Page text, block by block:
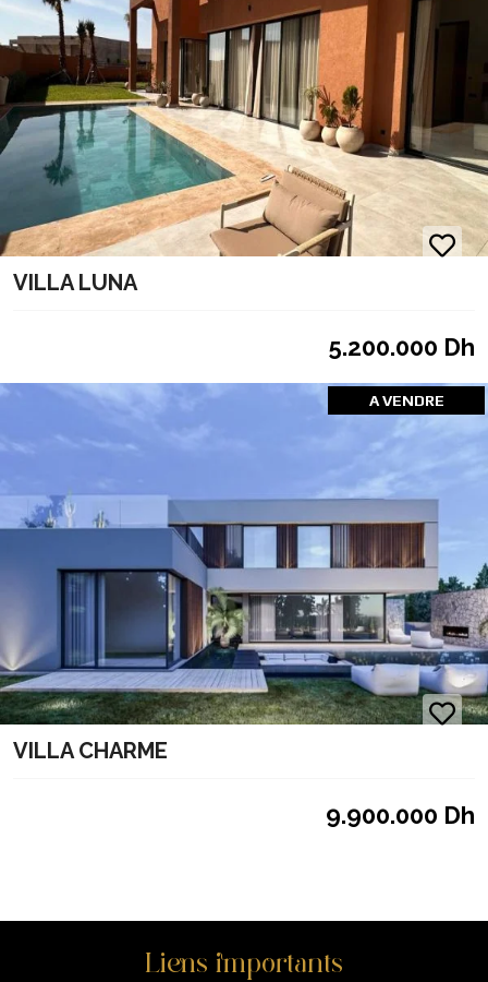
VILLA LUNA
5.200.000 Dh
A VENDRE
VILLA CHARME
9.900.000 Dh
Liens importants